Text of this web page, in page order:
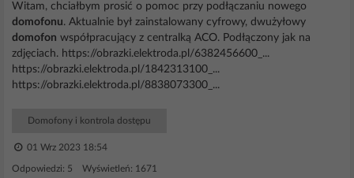
Witam, chciałbym prosić o pomoc przy podłączaniu nowego
domofonu. Aktualnie był zainstalowany cyfrowy, dwużyłowy
domofon współpracujący z centralką ACO. Podłączony jak na
zdjęciach. https://obrazki.elektroda.pl/6382456600_...
https://obrazki.elektroda.pl/1842313100_...
https://obrazki.elektroda.pl/8838073300_...
Domofony i kontrola dostępu
01 Wrz 2023 18:54
Odpowiedzi: 5 Wyświetleń: 1671